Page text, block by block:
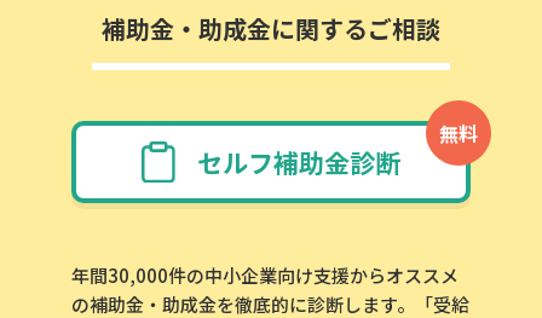
補助金・助成金に関するご相談
無料
セルフ補助金診断
年間30,000件の中小企業向け支援からオススメ
の補助金・助成金を徹底的に診断します。「受給